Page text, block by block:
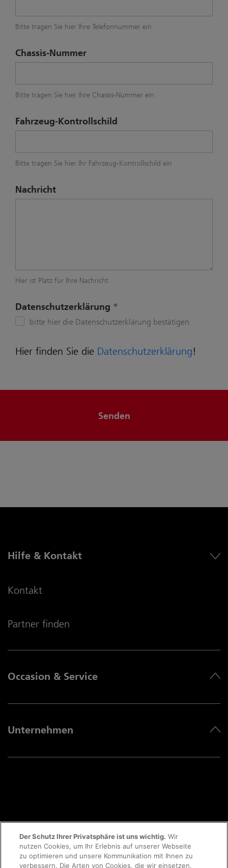
Bitte tragen Sie hier Ihre Telefonnummer ein
Chassis-Nummer
Bitte tragen Sie hier Ihre Chassis-Nummer ein
Fahrzeug-Kontrollschild
Bitte tragen Sie hier Ihr Fahrzeug-Kontrollschild ein
Nachricht
Hier ist Platz für Ihre Nachricht
Datenschutzerklärung
bitte hier die Datenschutzerklärung bestätigen
Hier finden Sie die Datenschutzerklärung!
Senden
Hilfe & Kontakt
Kontakt
Partner finden
Occasion & Service
Unternehmen
@ 2026 AMAG Import AG
Der Schutz Ihrer Privatsphäre ist uns wichtig. Wir
nutzen Cookies, um Ihr Erlebnis auf unserer Webseite
zu optimieren und unsere Kommunikation mit Ihnen zu
verbessern. Die Arten von Cookies, die wir einsetzen,